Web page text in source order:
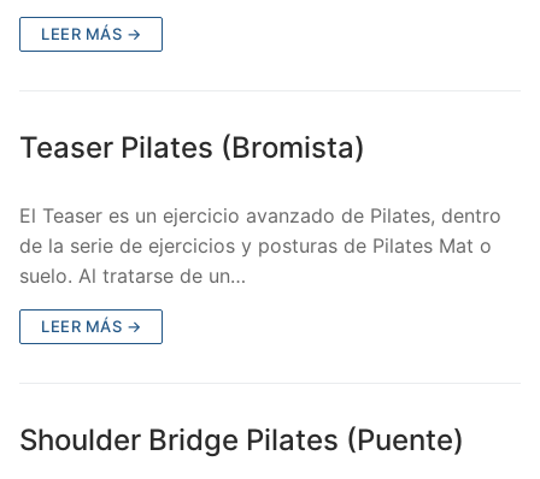
LEER MÁS →
Teaser Pilates (Bromista)
El Teaser es un ejercicio avanzado de Pilates, dentro
de la serie de ejercicios y posturas de Pilates Mat o
suelo. Al tratarse de un…
LEER MÁS →
Shoulder Bridge Pilates (Puente)